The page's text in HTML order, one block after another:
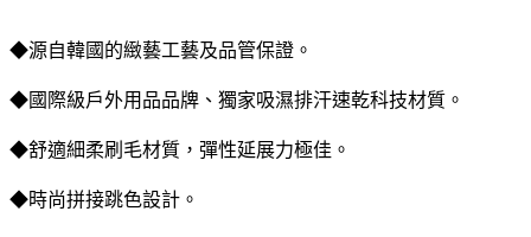
◆源自韓國的緻藝工藝及品管保證。
◆國際級戶外用品品牌、獨家吸濕排汗速乾科技材質。
◆舒適細柔刷毛材質，彈性延展力極佳。
◆時尚拼接跳色設計。